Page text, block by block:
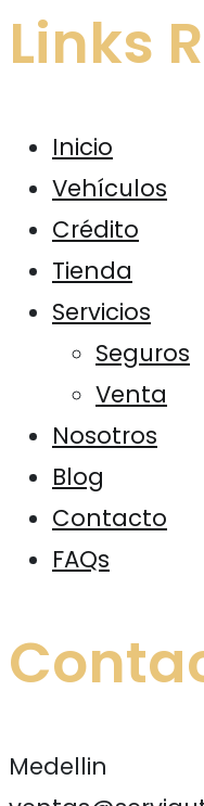
Links
Inicio
Vehículos
Crédito
Tienda
Servicios
Seguros
Venta
Nosotros
Blog
Contacto
FAQs
Medellin